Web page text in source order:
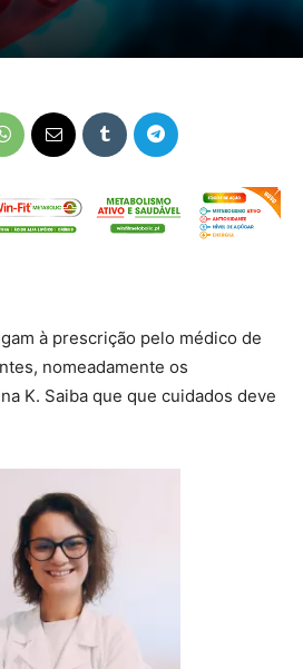
à prescrição pelo médico de
nomeadamente os
K. Saiba que que cuidados deve